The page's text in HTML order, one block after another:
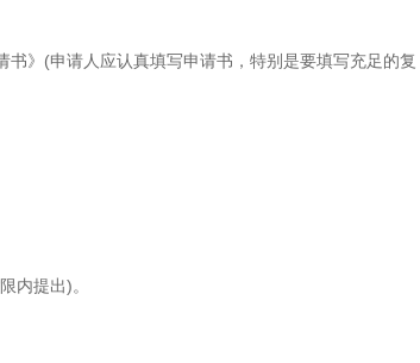
》(申请人应认真填写申请书，特别是要填写充足的复
内提出)。